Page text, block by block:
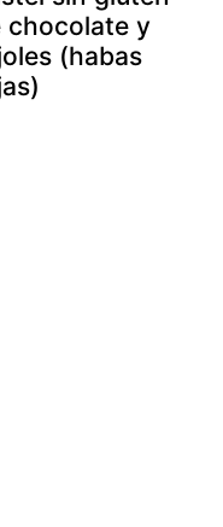
chocolate y
(habas